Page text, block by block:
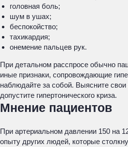
головная боль;
шум в ушах;
беспокойство;
тахикардия;
онемение пальцев рук.
При детальном расспросе обычно
иные признаки, сопровождающие
наблюдайте за собой. Выясните
допустите гипертонического криза.
Мнение пациентов
При артериальном давлении 150 на
опыту других людей, которые